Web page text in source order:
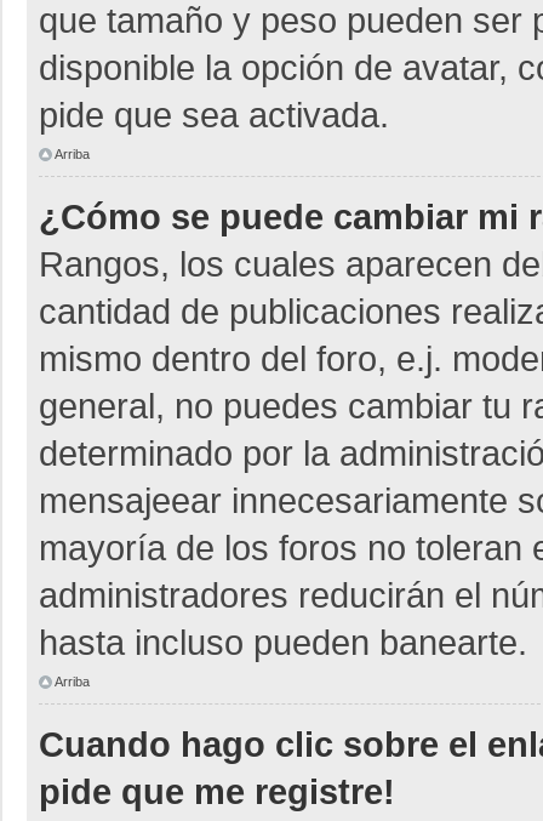
que tamaño y peso pueden ser
disponible la opción de avatar,
pide que sea activada.
Arriba
¿Cómo se puede cambiar mi
Rangos, los cuales aparecen
cantidad de publicaciones
mismo dentro del foro, e.j.
general, no puedes cambiar tu
determinado por la
mensajeear innecesariamente
mayoría de los foros no toleran
administradores reducirán el
hasta incluso pueden banearte.
Arriba
Cuando hago clic sobre el
pide que me registre!